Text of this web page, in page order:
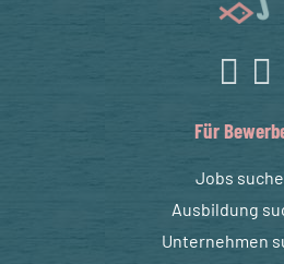
Für
Jobs
Ausbildung
Unternehmen